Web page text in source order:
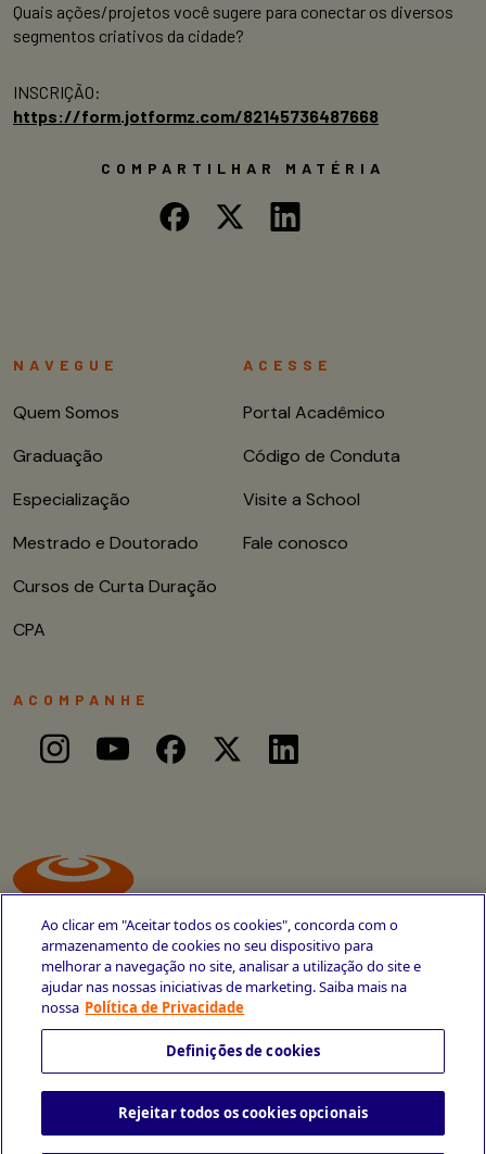
Quais ações/projetos você sugere para conectar os diversos
segmentos criativos da cidade?
INSCRIÇÃO:
https://form.jotformz.com/82145736487668
COMPARTILHAR MATÉRIA
Avenida Cais do Apolo, 77
+55 81 3419-6700
Política de Privacidade Portal da Privacidade
NAVEGUE
Quem Somos
Graduação
Especialização
Mestrado e Doutorado
Cursos de Curta Duração
CPA
ACESSE
Portal Acadêmico
Código de Conduta
Visite a School
Fale conosco
ACOMPANHE
Ao clicar em "Aceitar todos os cookies", concorda com o
armazenamento de cookies no seu dispositivo para
melhorar a navegação no site, analisar a utilização do site e
ajudar nas nossas iniciativas de marketing. Saiba mais na
nossa Política de Privacidade
Definições de cookies
Rejeitar todos os cookies opcionais